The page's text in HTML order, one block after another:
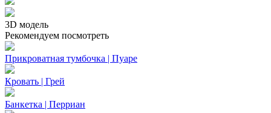
3D модель
Рекомендуем посмотреть
Прикроватная тумбочка | Пуаре
Кровать | Грей
Банкетка | Перриан